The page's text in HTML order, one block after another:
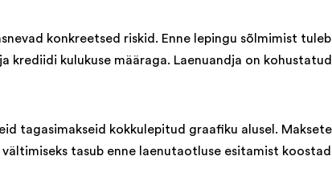
konkreetsed riskid. Enne lepingu sõlmimist
krediidi kulukuse määraga. Laenuandja on
tagasimakseid kokkulepitud graafiku alusel.
tasub enne laenutaotluse esitamist